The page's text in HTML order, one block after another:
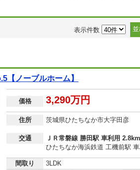
表示件数 並
【ノーブルホーム】
価格 3,290万円
住所 茨城県ひたちなか市大字田彦
交通
ＪＲ常磐線 勝田駅 車利用 2.8km
ひたちなか海浜鉄道 工機前駅
間取り
3LDK